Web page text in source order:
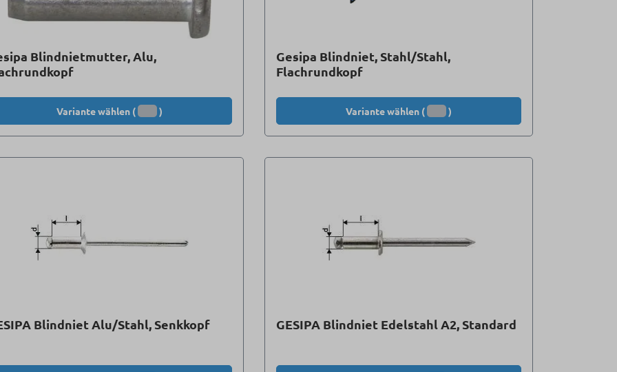
Blindnietmutter, Alu,
Variante wählen ( )
Gesipa Blindniet, Stahl/Stahl,
Flachrundkopf
Variante wählen ( )
Blindniet Alu/Stahl, Senkkopf GESIPA Blindniet Edelstahl A2, Standard